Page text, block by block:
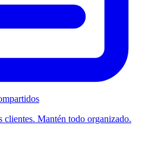
clientes. Mantén todo organizado.